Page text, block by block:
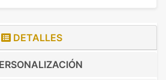
DETALLES